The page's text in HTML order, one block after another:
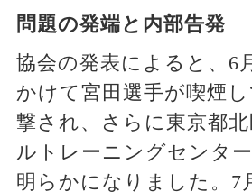
問題の発端と内部告発
協会の発表によると、6
かけて宮田選手が喫煙
撃され、さらに東京都
ルトレーニングセンタ
明らかになりました。7